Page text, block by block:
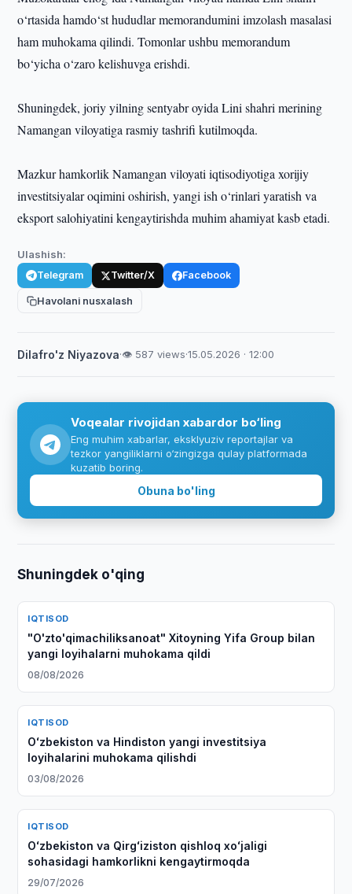
o‘rtasida hamdo‘st hududlar memorandumini imzolash masalasi
ham muhokama qilindi. Tomonlar ushbu memorandum
bo‘yicha o‘zaro kelishuvga erishdi.
Shuningdek, joriy yilning sentyabr oyida Lini shahri merining
Namangan viloyatiga rasmiy tashrifi kutilmoqda.
Mazkur hamkorlik Namangan viloyati iqtisodiyotiga xorijiy
investitsiyalar oqimini oshirish, yangi ish o‘rinlari yaratish va
eksport salohiyatini kengaytirishda muhim ahamiyat kasb etadi.
Ulashish:
Telegram Twitter/X Facebook
Havolani nusxalash
Dilafro'z Niyazova·👁 587 views·15.05.2026 · 12:00
Voqealar rivojidan xabardor bo‘ling
Eng muhim xabarlar, eksklyuziv reportajlar va
tezkor yangiliklarni o‘zingizga qulay platformada
kuzatib boring.
Obuna bo'ling
Shuningdek o'qing
IQTISOD
"O'zto'qimachiliksanoat" Xitoyning Yifa Group bilan
yangi loyihalarni muhokama qildi
08/08/2026
IQTISOD
Oʻzbekiston va Hindiston yangi investitsiya
loyihalarini muhokama qilishdi
03/08/2026
IQTISOD
Oʻzbekiston va Qirgʻiziston qishloq xoʻjaligi
sohasidagi hamkorlikni kengaytirmoqda
29/07/2026